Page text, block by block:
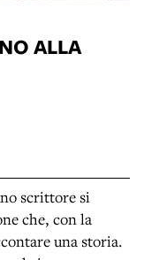
ALLA
scrittore si
che, con la
una storia.